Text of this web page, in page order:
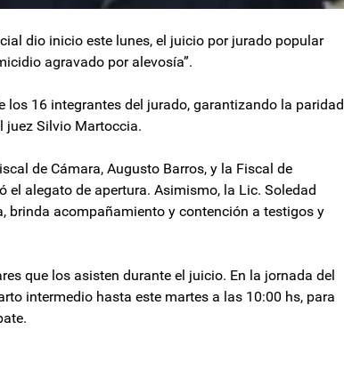
dio inicio este lunes, el juicio por jurado popular
agravado por alevosía”.
los 16 integrantes del jurado, garantizando la paridad
juez Silvio Martoccia.
de Cámara, Augusto Barros, y la Fiscal de
el alegato de apertura. Asimismo, la Lic. Soledad
brinda acompañamiento y contención a testigos y
que los asisten durante el juicio. En la jornada del
intermedio hasta este martes a las 10:00 hs, para